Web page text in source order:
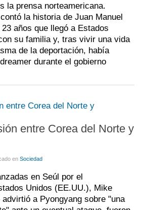
la prensa norteamericana.
la historia de Juan Manuel
años que llegó a Estados
su familia y, tras vivir una vida
de la deportación, había
durante el gobierno
entre Corea del Norte y
en Sociedad
en Seúl por el
Unidos (EE.UU.), Mike
a Pyongyang sobre "una